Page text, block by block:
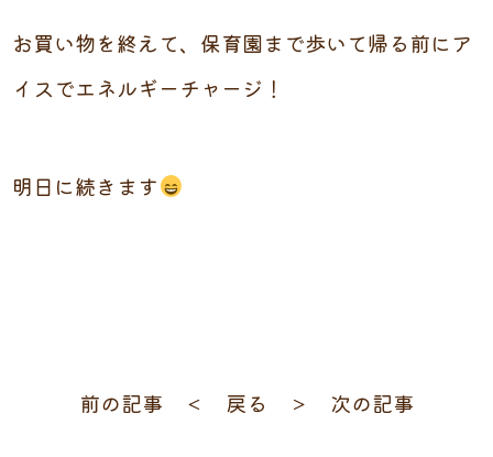
お買い物を終えて、保育園まで歩いて帰る前にア
イスでエネルギーチャージ！
明日に続きます
前の記事 ＜ 戻る ＞ 次の記事